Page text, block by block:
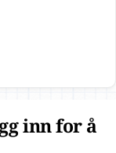
inn for å